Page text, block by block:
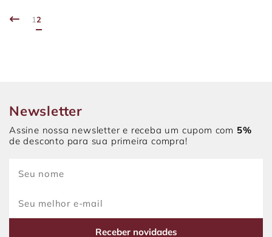
1 2
Newsletter
Assine nossa newsletter e receba um cupom com 5%
de desconto para sua primeira compra!
Receber novidades